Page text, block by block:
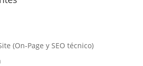
(On-Page y SEO técnico)